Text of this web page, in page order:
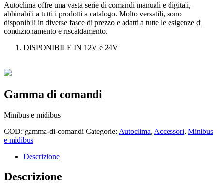
Autoclima offre una vasta serie di comandi manuali e digitali,
abbinabili a tutti i prodotti a catalogo. Molto versatili, sono
disponibili in diverse fasce di prezzo e adatti a tutte le esigenze di
condizionamento e riscaldamento.
DISPONIBILE IN 12V e 24V
Gamma di comandi
Minibus e midibus
COD: gamma-di-comandi Categorie: Autoclima, Accessori, Minibus
e midibus
Descrizione
Descrizione